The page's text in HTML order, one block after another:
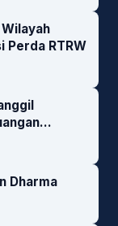
Perda RTRW
Dharma